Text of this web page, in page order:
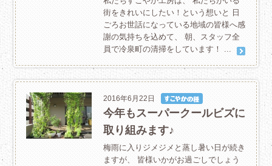
街をきれいにしたい！という想いと 日
ごろお世話になっている地域の皆様へ感
謝の気持ちを込めて、 朝、スタッフ全
員で冷泉町の清掃をしています！ ...
2016年6月22日
今年もスーパークールビズに
取り組みます♪
梅雨に入りジメジメと蒸し暑い日が続き
ますが、 皆様いかがお過ごしでしょう